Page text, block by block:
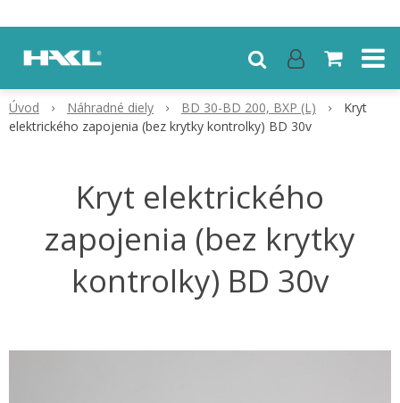
Úvod Náhradné diely BD 30-BD 200, BXP (L)
Kryt
elektrického zapojenia (bez krytky kontrolky) BD 30v
Kryt elektrického
zapojenia (bez krytky
kontrolky) BD 30v